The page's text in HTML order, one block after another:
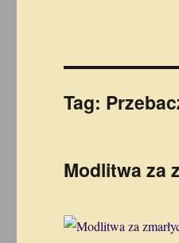
Tag:
Modlitwa za